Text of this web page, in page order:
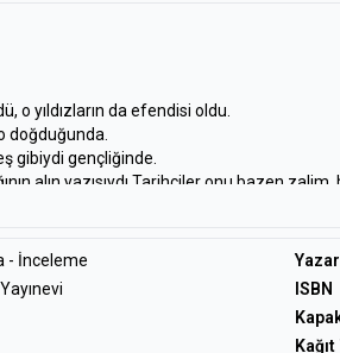
o yıldızların da efendisi oldu.
doğduğunda.
gibiydi gençliğinde.
alın yazısıydı.Tarihçiler onu bazen
bazen korkunun kendisi. Küçük bir köyden,
vardı. Akıllara durgunluk veren savaş
bir ufuk sunmayı hedefliyor. Orijinal
- İnceleme Yazar
ISBN